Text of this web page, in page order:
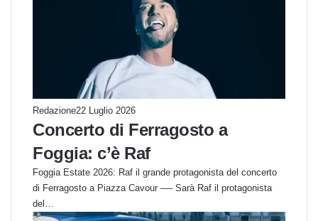
Redazione22 Luglio 2026
Concerto di Ferragosto a
Foggia: c’è Raf
Foggia Estate 2026: Raf il grande protagonista del concerto
di Ferragosto a Piazza Cavour —- Sarà Raf il protagonista
del…